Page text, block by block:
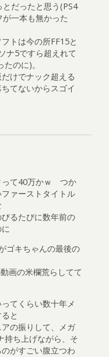
だったと思う(PS4
一本も無かった
トは今の所FF15と
ナ5ですら超えれて
のに)。
けでナック超える
てないからスゴイ
って40万かｗ つか
ァーストタイトル
るたびに数年前の
ゴキちゃんの最後の
画の米欄荒らしてて
てくらい数十年メ
と
の振りして、メガ
持ち上げながら、そ
がすごい腹立つわ